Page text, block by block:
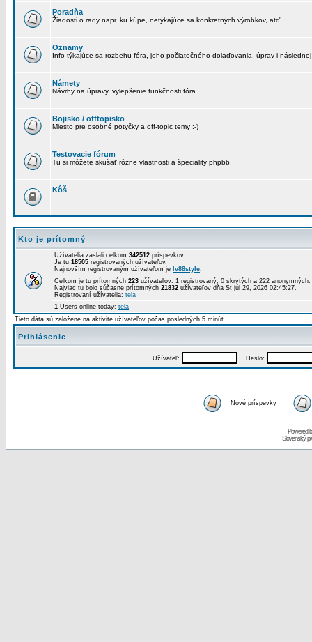
Poradňa
Žiadosti o rady napr. ku kúpe, netýkajúce sa konkretných výrobkov, atď
Oznamy
Info týkajúce sa rozbehu fóra, jeho počiatočného dolaďovania, úprav i
Námety
Návrhy na úpravy, vylepšenie funkčnosti fóra
Bojisko / offtopisko
Miesto pre osobné potyčky a off-topic temy :-)
Testovacie fórum
Tu si môžete skušať rôzne vlastnosti a špeciality phpbb.
Kôš
Kto je prítomný
Užívatelia zaslali celkom 342512 príspevkov.
Je tu 18505 registrovaných užívateľov.
Najnovším registrovaným užívateľom je lv88style.
Celkom je tu prítomných 223 užívateľov: 1 registrovaný, 0 skrytých a 222
Najviac tu bolo súčasne prítomných 21832 užívateľov dňa St júl 29, 2026 02:45:27.
Registrovaní užívatelia: tela
1 Users online today: tela
Tieto dáta sú založené na aktivite užívateľov počas posledných 5 minút.
Prihlásenie
Užívateľ: Heslo:
Nové príspevky
Powered
Slovenský